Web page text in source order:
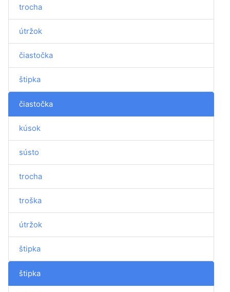
trocha
útržok
čiastočka
štipka
čiastočka
kúsok
sústo
trocha
troška
útržok
štipka
štipka